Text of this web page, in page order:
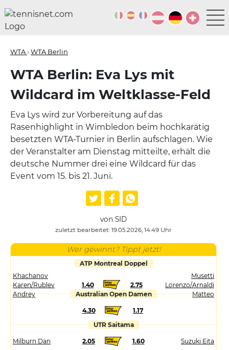
WTA› WTA Berlin
WTA Berlin: Eva Lys mit
Wildcard im Weltklasse-Feld
Eva Lys wird zur Vorbereitung auf das
Rasenhighlight in Wimbledon beim hochkarätig
besetzten WTA-Turnier in Berlin aufschlagen. Wie
der Veranstalter am Dienstag mitteilte, erhält die
deutsche Nummer drei eine Wildcard für das
Event vom 15. bis 21. Juni.
von SID
zuletzt bearbeitet: 19.05.2026, 14:49 Uhr
Wer gewinnt? Tippt jetzt!
ATP Montreal Doppel
Khachanov
Karen/Rublev
Andrey
1.40 2.75
Musetti
Lorenzo/Arnaldi
Matteo
Australian Open Damen
4.30
1.17
UTR Saitama
Milburn Dan 2.05 1.60 Suzuki Eita